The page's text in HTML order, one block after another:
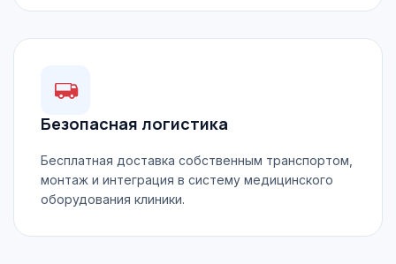
Безопасная логистика
Бесплатная доставка собственным транспортом,
монтаж и интеграция в систему медицинского
оборудования клиники.